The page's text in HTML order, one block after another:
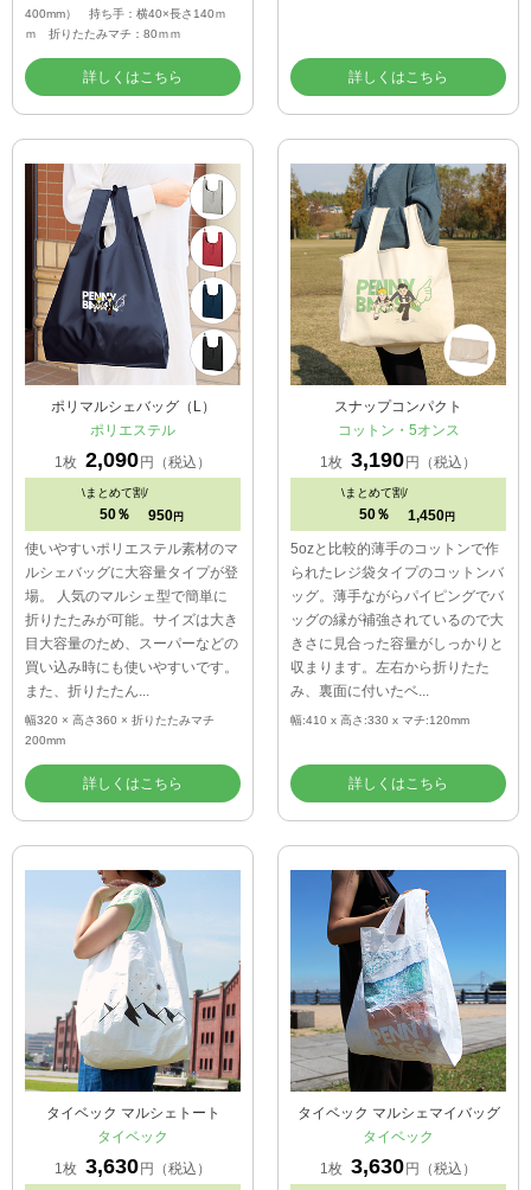
400mm） 持ち手：横40×長さ140ｍ
ｍ 折りたたみマチ：80ｍｍ
詳しくはこちら 詳しくはこちら
ポリマルシェバッグ（L）
ポリエステル
1枚 2,090 円（税込）
\まとめて割/
50％ 950 円
使いやすいポリエステル素材のマ
ルシェバッグに大容量タイプが登
場。 人気のマルシェ型で簡単に
折りたたみが可能。サイズは大き
目大容量のため、スーパーなどの
買い込み時にも使いやすいです。
また、折りたたん...
幅320 × 高さ360 × 折りたたみマチ
200mm
詳しくはこちら
スナップコンパクト
コットン・5オンス
1枚 3,190 円（税込）
\まとめて割/
50％ 1,450 円
5ozと比較的薄手のコットンで作
られたレジ袋タイプのコットンバ
ッグ。薄手ながらパイピングでバ
ッグの縁が補強されているので大
きさに見合った容量がしっかりと
収まります。左右から折りたた
み、裏面に付いたベ...
幅:410 x 高さ:330 x マチ:120mm
詳しくはこちら
タイベック マルシェトート
タイベック
1枚 3,630 円（税込）
タイベック マルシェマイバッグ
タイベック
1枚 3,630 円（税込）